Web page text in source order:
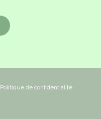
Politique de confidentialité